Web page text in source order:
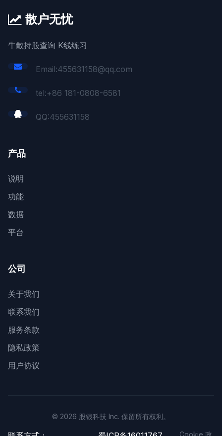
散户无忧
牛散持股查询 K线练习
Email:455631158@qq.com
tel:+86 181-0808-6581
QQ:455631158
产品
说明
功能
数据
平台
公司
关于我们
联系我们
服务条款
隐私政策
用户协议
© 2026 股银科技 Inc. 保留所有权利。
Cookie 政